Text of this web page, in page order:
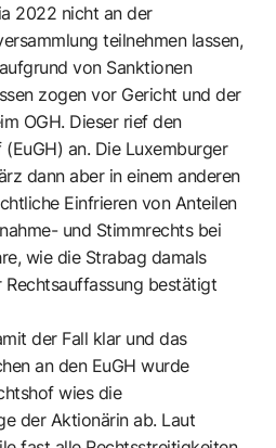
2022 nicht an der
teilnehmen lassen,
von Sanktionen
zogen vor Gericht und der
OGH. Dieser rief den
an. Die Luxemburger
dann aber in einem anderen
Einfrieren von Anteilen
und Stimmrechts bei
wie die Strabag damals
bestätigt
der Fall klar und das
an den EuGH wurde
wies die
der Aktionärin ab. Laut